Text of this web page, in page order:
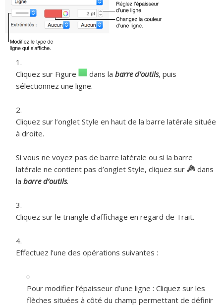
Cliquez sur Figure dans la barre d’outils, puis
sélectionnez une ligne.
Cliquez sur l’onglet Style en haut de la barre latérale située
à droite.
Si vous ne voyez pas de barre latérale ou si la barre
latérale ne contient pas d’onglet Style, cliquez sur
dans
la barre d’outils.
Cliquez sur le triangle d’affichage en regard de Trait.
Effectuez l’une des opérations suivantes :
Pour modifier l’épaisseur d’une ligne : Cliquez sur les
flèches situées à côté du champ permettant de définir